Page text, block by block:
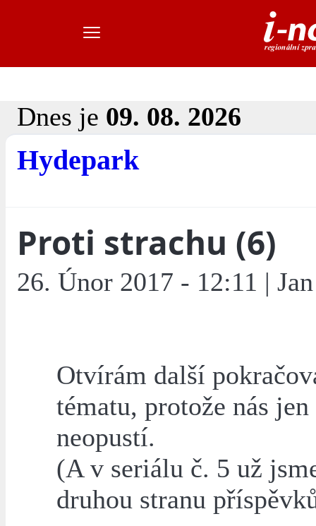
Dnes je 09. 08. 2026
Hydepark
Proti strachu (6)
26. Únor 2017 - 12:11 |
Otvírám další
tématu, protože nás
neopustí.
(A v seriálu č. 5 už
druhou stranu